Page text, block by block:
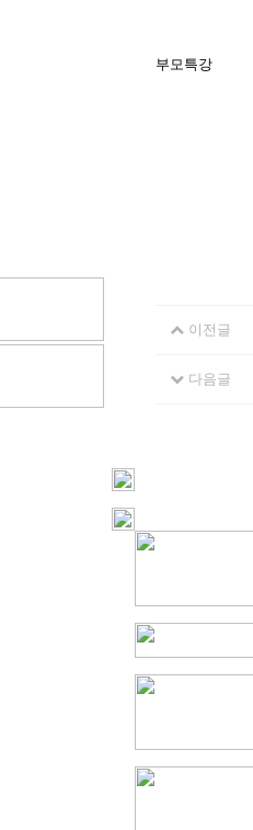
부모특강
이전글
다음글